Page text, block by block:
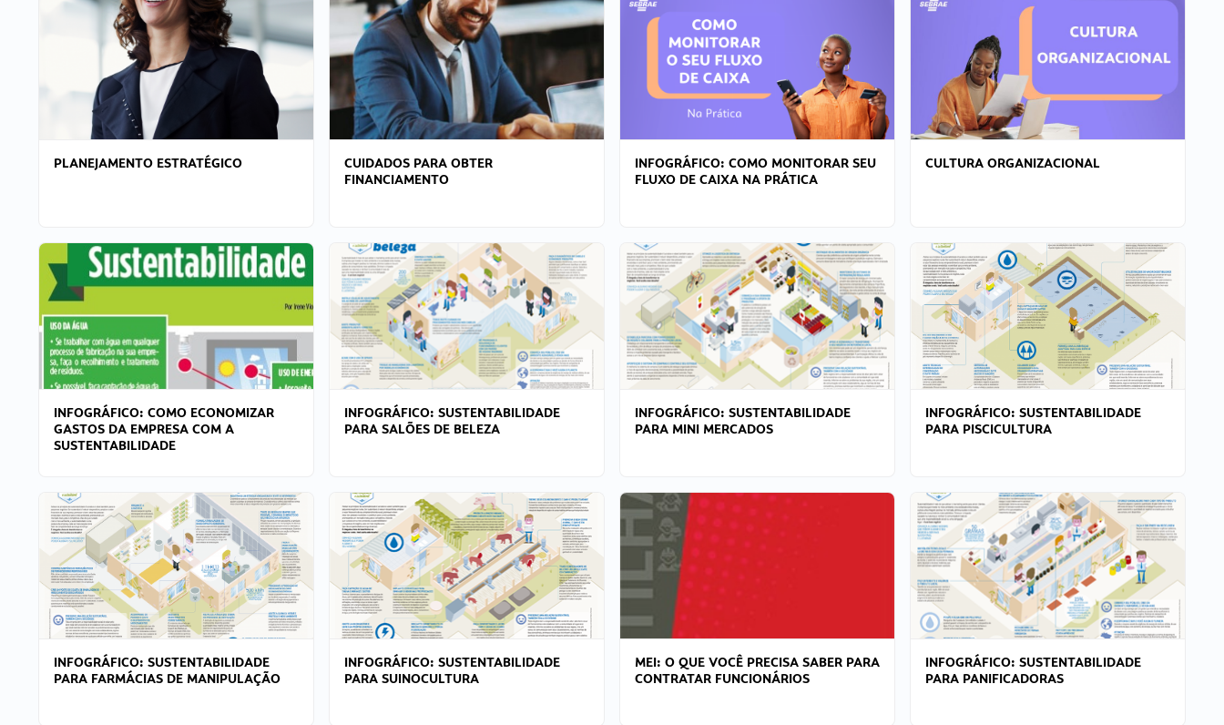
PLANEJAMENTO ESTRATÉGICO
CUIDADOS PARA OBTER
FINANCIAMENTO
INFOGRÁFICO: COMO MONITORAR SEU
FLUXO DE CAIXA NA PRÁTICA
CULTURA ORGANIZACIONAL
INFOGRÁFICO: COMO ECONOMIZAR
GASTOS DA EMPRESA COM A
SUSTENTABILIDADE
INFOGRÁFICO: SUSTENTABILIDADE
PARA SALÕES DE BELEZA
INFOGRÁFICO: SUSTENTABILIDADE
PARA MINI MERCADOS
INFOGRÁFICO: SUSTENTABILIDADE
PARA PISCICULTURA
INFOGRÁFICO: SUSTENTABILIDADE
PARA FARMÁCIAS DE MANIPULAÇÃO
INFOGRÁFICO: SUSTENTABILIDADE
PARA SUINOCULTURA
MEI: O QUE VOCÊ PRECISA SABER PARA
CONTRATAR FUNCIONÁRIOS
INFOGRÁFICO: SUSTENTABILIDADE
PARA PANIFICADORAS